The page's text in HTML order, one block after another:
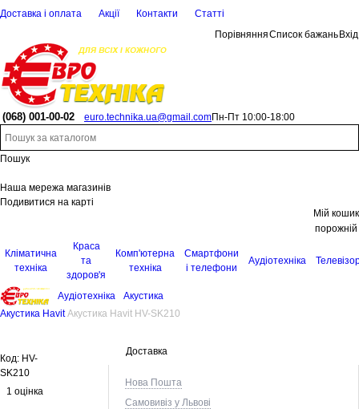
Доставка і оплата Акції Контакти
Статті
ПорівнянняСписок бажань Вхід
(068) 001-00-02 euro.technika.ua@gmail.comПн-Пт 10:00-18:00
Пошук
Наша мережа магазинів
Подивитися на карті
Мій кошик
порожній
Кліматична
техніка
Краса
та
здоров'я
Комп'ютерна
техніка
Смартфони
і телефони
Аудіотехніка
Аудіотехніка
Акустика
Акустика Havit Акустика Havit HV-SK210
Доставка
Нова Пошта
Самовивіз у Львові
Код: HV-
SK210
1 оцінка